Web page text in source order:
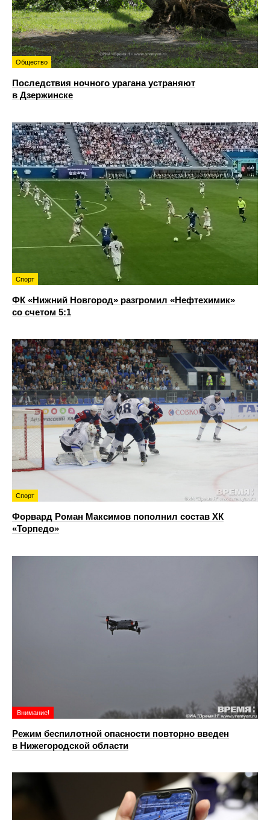
Общество
Последствия ночного урагана устраняют
в Дзержинске
Спорт
ФК «Нижний Новгород» разгромил «Нефтехимик»
со счетом 5:1
Спорт
Форвард Роман Максимов пополнил состав ХК
«Торпедо»
Внимание!
Режим беспилотной опасности повторно введен
в Нижегородской области